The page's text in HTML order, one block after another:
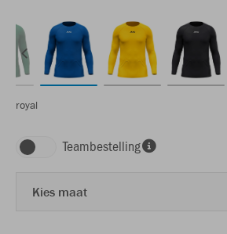
royal
Teambestelling
Kies maat